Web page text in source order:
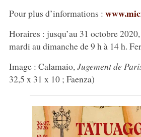
Pour plus d’informations :
Horaires : jusqu’au 31 octobre
mardi au dimanche de 9 h à 14 h.
Image : Calamaio, Jugement de
32,5 x 31 x 10 ; Faenza)